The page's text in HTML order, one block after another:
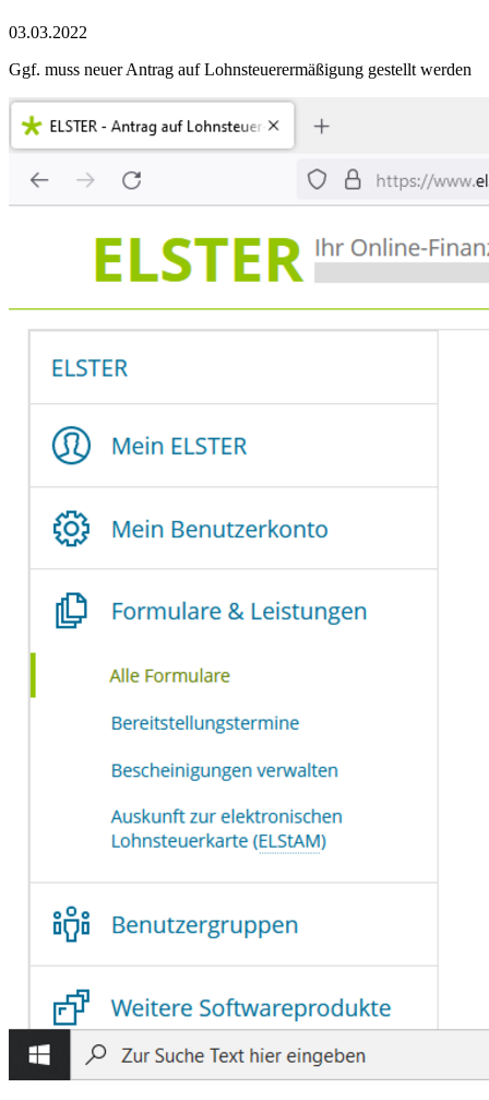
03.03.2022
Ggf. muss neuer Antrag auf Lohnsteuerermäßigung gestellt werden